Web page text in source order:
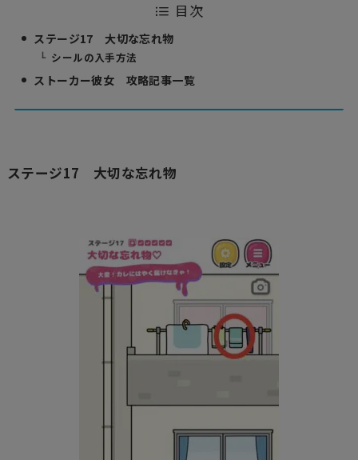
目次
ステージ17 大切な忘れ物
シールの入手方法
ストーカー彼女 攻略記事一覧
ステージ17 大切な忘れ物